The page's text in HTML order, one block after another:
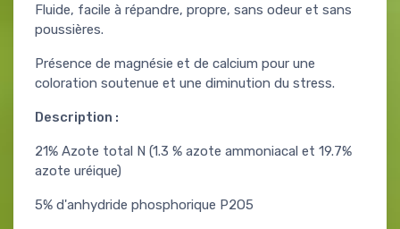
Fluide, facile à répandre, propre, sans odeur et sans
poussières.
Présence de magnésie et de calcium pour une
coloration soutenue et une diminution du stress.
Description :
21% Azote total N (1.3 % azote ammoniacal et 19.7%
azote uréique)
5% d'anhydride phosphorique P2O5